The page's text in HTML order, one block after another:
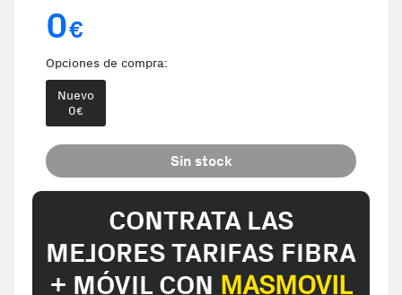
0€
Opciones de compra:
Nuevo
0€
Sin stock
CONTRATA LAS
MEJORES TARIFAS FIBRA
+ MÓVIL CON MASMOVIL